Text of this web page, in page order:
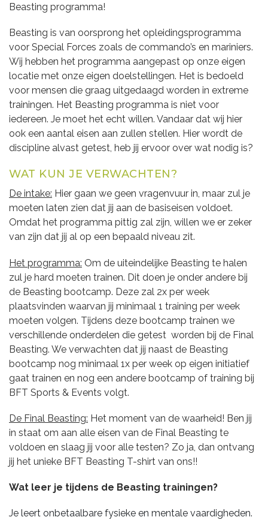
Beasting programma!
Beasting is van oorsprong het opleidingsprogramma
voor Special Forces zoals de commando’s en mariniers.
Wij hebben het programma aangepast op onze eigen
locatie met onze eigen doelstellingen. Het is bedoeld
voor mensen die graag uitgedaagd worden in extreme
trainingen. Het Beasting programma is niet voor
iedereen. Je moet het echt willen. Vandaar dat wij hier
ook een aantal eisen aan zullen stellen. Hier wordt de
discipline alvast getest, heb jij ervoor over wat nodig is?
WAT KUN JE VERWACHTEN?
De intake: Hier gaan we geen vragenvuur in, maar zul je
moeten laten zien dat jij aan de basiseisen voldoet.
Omdat het programma pittig zal zijn, willen we er zeker
van zijn dat jij al op een bepaald niveau zit.
Het programma: Om de uiteindelijke Beasting te halen
zul je hard moeten trainen. Dit doen je onder andere bij
de Beasting bootcamp. Deze zal 2x per week
plaatsvinden waarvan jij minimaal 1 training per week
moeten volgen. Tijdens deze bootcamp trainen we
verschillende onderdelen die getest worden bij de Final
Beasting. We verwachten dat jij naast de Beasting
bootcamp nog minimaal 1x per week op eigen initiatief
gaat trainen en nog een andere bootcamp of training bij
BFT Sports & Events volgt.
De Final Beasting: Het moment van de waarheid! Ben jij
in staat om aan alle eisen van de Final Beasting te
voldoen en slaag jij voor alle testen? Zo ja, dan ontvang
jij het unieke BFT Beasting T-shirt van ons!!
Wat leer je tijdens de Beasting trainingen?
Je leert onbetaalbare fysieke en mentale vaardigheden.